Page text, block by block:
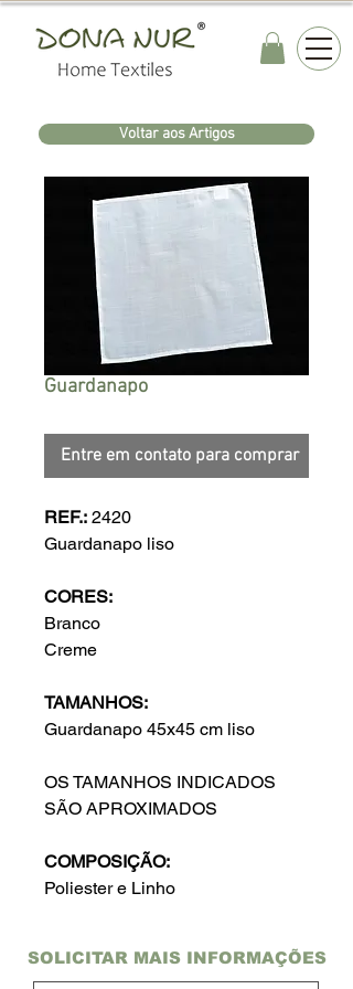
Guardanapo
Entre em contato para comprar
REF.: 2420
Guardanapo liso
CORES:
Branco
Creme
TAMANHOS:
Guardanapo 45x45 cm liso
OS TAMANHOS INDICADOS
SÃO APROXIMADOS
COMPOSIÇÃO:
Poliester e Linho
Voltar aos Artigos
SOLICITAR MAIS INFORMAÇÕES